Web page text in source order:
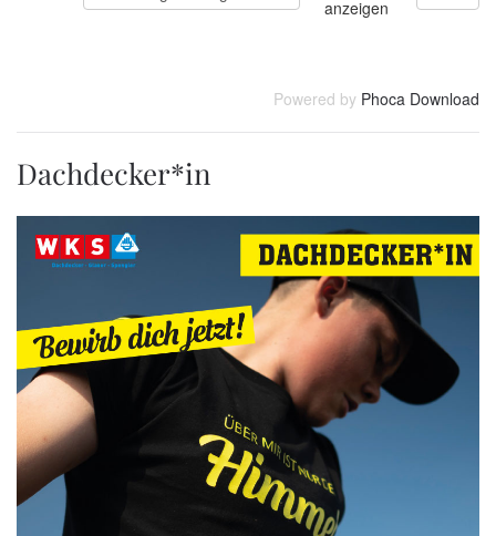
anzeigen
Powered by Phoca Download
Dachdecker*in